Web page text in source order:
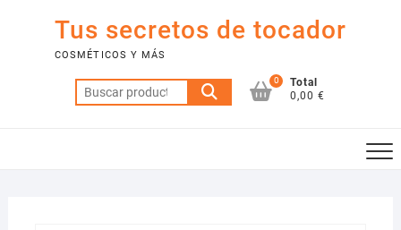
contenido
Tus secretos de tocador
COSMÉTICOS Y MÁS
Buscar
por:
0
Total
0,00 €